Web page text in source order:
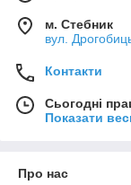
м. Стебник
вул.
Контакти
Сьогодні
Показати
Про нас